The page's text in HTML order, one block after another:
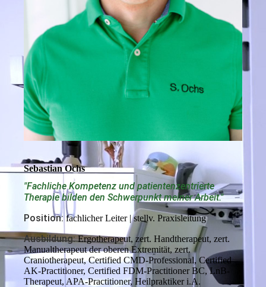
Sebastian Ochs
"Fachliche Kompetenz und patientenzentrierte
Therapie bilden den Schwerpunkt meiner Arbeit."
Position: fachlicher Leiter | stellv. Praxisleitung
Ausbildung:Ergotherapeut, zert. Handtherapeut, zert.
Manualtherapeut der oberen Extremität, zert.
Craniotherapeut, Certified CMD-Professional, Certified
AK-Practitioner, Certified FDM-Practitioner BC, LnB-
Therapeut, APA-Practitioner, Heilpraktiker i.A.